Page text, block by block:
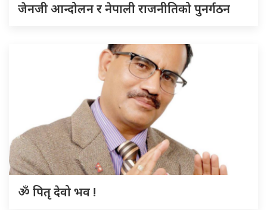
जेनजी आन्दोलन र नेपाली राजनीतिको पुनर्गठन
ॐ पितृ देवो भव !